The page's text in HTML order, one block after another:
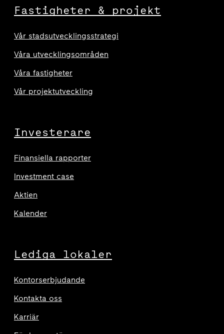
Fastigheter & projekt
Vår stadsutvecklingsstrategi
Våra utvecklingsområden
Våra fastigheter
Vår projektutveckling
Investerare
Finansiella rapporter
Investment case
Aktien
Kalender
Lediga lokaler
Kontorserbjudande
Kontakta oss
Karriär